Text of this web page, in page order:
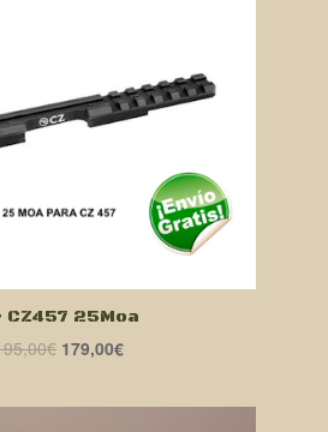
25Moa
€ El
original
179,00€El
actual